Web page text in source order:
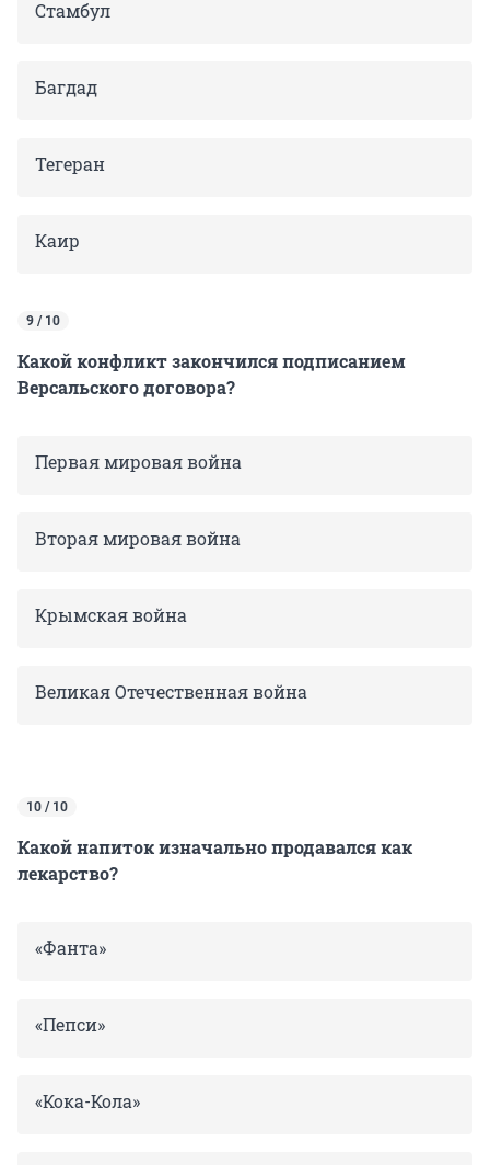
Стамбул
Багдад
Тегеран
Каир
9 / 10
Какой конфликт закончился подписанием
Версальского договора?
Первая мировая война
Вторая мировая война
Крымская война
Великая Отечественная война
10 / 10
Какой напиток изначально продавался как
лекарство?
«Фанта»
«Пепси»
«Кока-Кола»